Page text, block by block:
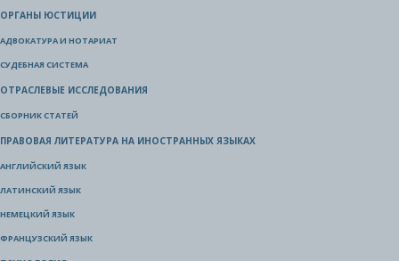
ОРГАНЫ ЮСТИЦИИ
АДВОКАТУРА И НОТАРИАТ
СУДЕБНАЯ СИСТЕМА
ОТРАСЛЕВЫЕ ИССЛЕДОВАНИЯ
СБОРНИК СТАТЕЙ
ПРАВОВАЯ ЛИТЕРАТУРА НА ИНОСТРАННЫХ ЯЗЫКАХ
АНГЛИЙСКИЙ ЯЗЫК
ЛАТИНСКИЙ ЯЗЫК
НЕМЕЦКИЙ ЯЗЫК
ФРАНЦУЗСКИЙ ЯЗЫК